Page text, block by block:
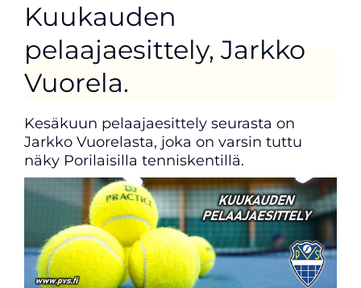
Kuukauden
pelaajaesittely, Jarkko
Vuorela.
Kesäkuun pelaajaesittely seurasta on
Jarkko Vuorelasta, joka on varsin tuttu
näky Porilaisilla tenniskentillä.